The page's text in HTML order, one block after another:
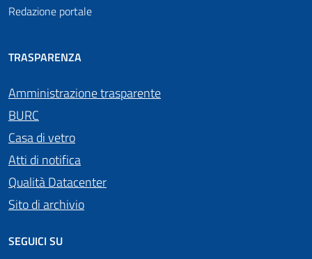
Redazione portale
TRASPARENZA
Amministrazione trasparente
BURC
Casa di vetro
Atti di notifica
Qualità Datacenter
Sito di archivio
SEGUICI SU